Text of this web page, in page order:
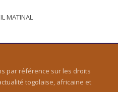
par référence sur les droits
togolaise, africaine et